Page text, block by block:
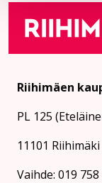
Riihimäen
PL 125
11101 Riihimäki
Vaihde: 019 758